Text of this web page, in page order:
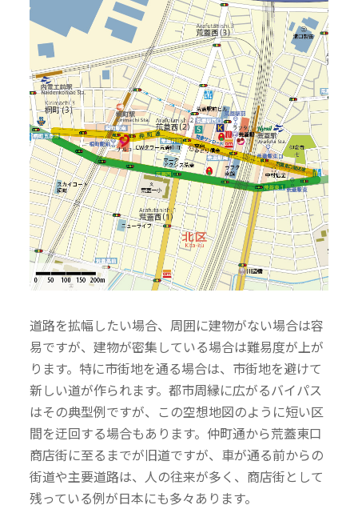
道路を拡幅したい場合、周囲に建物がない場合は容
易ですが、建物が密集している場合は難易度が上が
ります。特に市街地を通る場合は、市街地を避けて
新しい道が作られます。都市周縁に広がるバイパス
はその典型例ですが、この空想地図のように短い区
間を迂回する場合もあります。仲町通から荒蓋東口
商店街に至るまでが旧道ですが、車が通る前からの
街道や主要道路は、人の往来が多く、商店街として
残っている例が日本にも多々あります。